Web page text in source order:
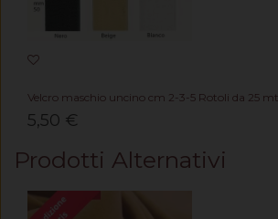
Velcro maschio uncino cm 2-3-5 Rotoli da 25 mt
5,50 €
Prodotti Alternativi